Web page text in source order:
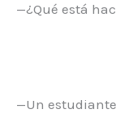
—¿Qué está
—Un